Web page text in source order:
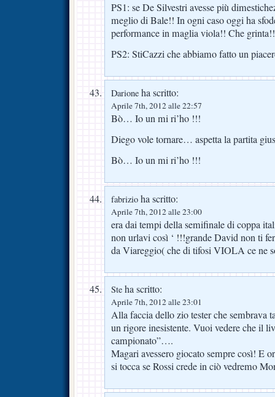
PS1: se De Silvestri avesse più
meglio di Bale!! In ogni caso oggi ha
performance in maglia viola!! Che grinta!!
PS2: StiCazzi che abbiamo fatto un
Darione ha scritto:
Aprile 7th, 2012 alle 22:57
Bò… Io un mi ri’ho !!!
Diego vole tornare… aspetta la partita
Bò… Io un mi ri’ho !!!
fabrizio ha scritto:
Aprile 7th, 2012 alle 23:00
era dai tempi della semifinale di coppa
non urlavi così ‘ !!!grande David non ti
da Viareggio( che di tifosi VIOLA ce ne
Ste ha scritto:
Aprile 7th, 2012 alle 23:01
Alla faccia dello zio tester che sembrava
un rigore inesistente. Vuoi vedere che il
campionato”….
Magari avessero giocato sempre così! E
si tocca se Rossi crede in ciò vedremo